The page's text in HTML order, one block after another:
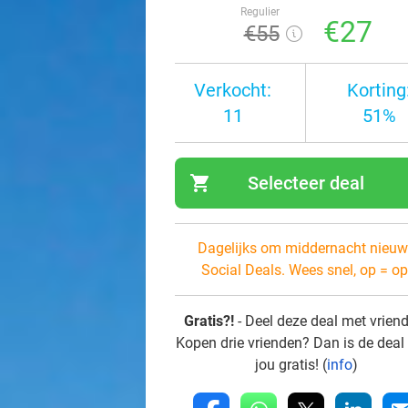
Regulier
€55 €27
Verkocht:
11
51%
shopping_cart Selecteer deal
Dagelijks om middernacht
Social Deals. Wees snel, op =
Gratis?! - Deel deze deal met
Kopen drie vrienden? Dan is de
jou gratis! (info)